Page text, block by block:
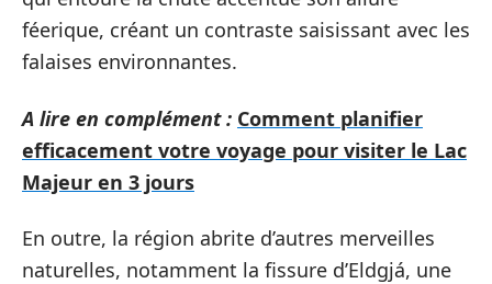
féerique, créant un contraste saisissant avec les
falaises environnantes.
A lire en complément : Comment planifier
efficacement votre voyage pour visiter le Lac
Majeur en 3 jours
En outre, la région abrite d’autres merveilles
naturelles, notamment la fissure d’Eldgjá, une